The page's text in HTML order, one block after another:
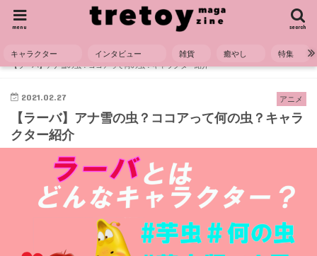
search
menu
キャラクター インタビュー 雑貨 癒やし 特集
HOME キャラクター
アニメ
【ラーバ】アナ雪の虫？ココアって何の虫？キャラクター紹介
アニメ
2021.02.27
【ラーバ】アナ雪の虫？ココアって何の虫？キャラ
クター紹介